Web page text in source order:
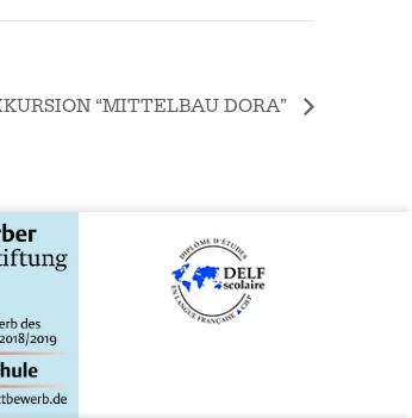
“MITTELBAU DORA”